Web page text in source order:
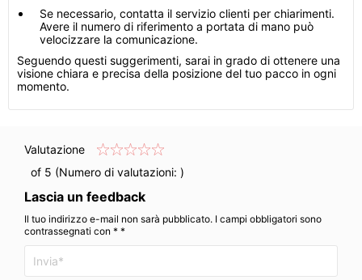
Se necessario, contatta il servizio clienti per chiarimenti.
Avere il numero di riferimento a portata di mano può
velocizzare la comunicazione.
Seguendo questi suggerimenti, sarai in grado di ottenere una
visione chiara e precisa della posizione del tuo pacco in ogni
momento.
Valutazione
of 5 (Numero di valutazioni: )
Lascia un feedback
Il tuo indirizzo e-mail non sarà pubblicato. I campi obbligatori sono
contrassegnati con * *